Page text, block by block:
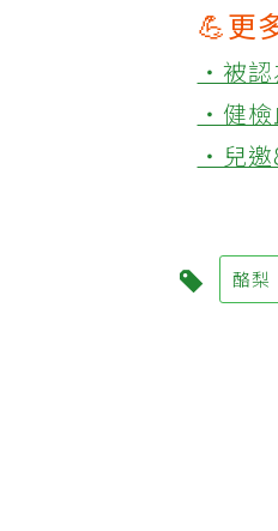
💪更
‧被認
‧健檢
‧兒邀
酪梨